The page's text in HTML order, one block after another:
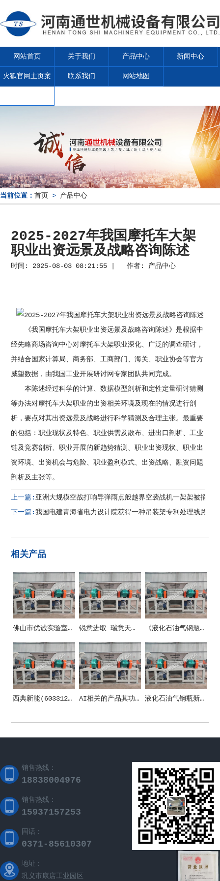
网站首页 关于我们 产品中心 新闻中心
火狐官网主页案 联系我们 网站地图
当前位置： 首页 > 产品中心
2025-2027年我国摩托车大架
职业出资远景及战略咨询陈述
时间: 2025-08-03 08:21:55 | 作者: 产品中心
《我国摩托车大架职业出资远景及战略咨询陈述》是根据中
经先略商场咨询中心对摩托车大架职业深化、广泛的调查研讨，
并结合国家计算局、商务部、工商部门、海关、职业协会等官方
威望数据，由我国工业开展研讨网专家团队共同完成。
本陈述经过科学的计算、数据模型剖析和定性定量研讨猜测
等办法对摩托车大架职业的出资相关环境及现在的情况进行剖
析，要点对其出资远景及战略进行科学猜测及合理主张。最重要
的包括：职业现状及特色、职业供需及散布、进出口剖析、工业
链及竞赛剖析、职业开展的新趋势猜测、职业出资现状、职业出
资环境、出资机会与危险、职业盈利模式、出资战略、融资问题
剖析及主张等。
上一篇: 亚洲大规模空战打响导弹雨点般越界空袭战机一架架被捅了
下一篇:我国电建青海省电力设计院获得一种吊装架专利处理线路替
相关产品
佛山市优诚实验室设备有限公司 锐意进取 瑞意天诚关注实验室安全 《液化石油气钢瓶》新国标10月1日正式施行！防止液化气瓶事端这些要紧记！
西典新能(603312)_股票在市场上生意的金额_行情_走势图—东方财富网 AI相关的产品其功能和应用场景 液化石油气钢瓶新国标施行 清晰五方面安全规范
销售热线：
18838004976
销售热线：
15937157253
固话：
0371-85610307
地址：
巩义市康店工业园区